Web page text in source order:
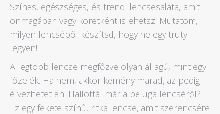
Színes, egészséges, és trendi lencsesaláta, amit
önmagában vagy köretként is ehetsz. Mutatom,
milyen lencséből készítsd, hogy ne egy trutyi
legyen!
A legtöbb lencse megfőzve olyan állagú, mint egy
főzelék. Ha nem, akkor kemény marad, az pedig
élvezhetetlen. Hallottál már a beluga lencséről?
Ez egy fekete színű, ritka lencse, amit szerencsére